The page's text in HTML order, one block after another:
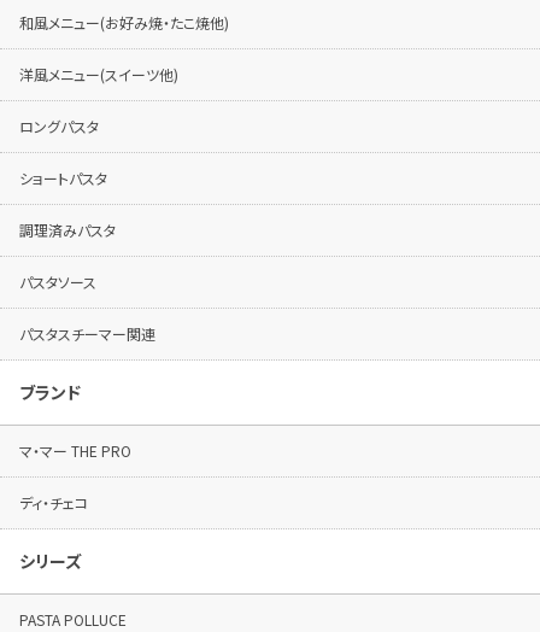
和風メニュー(お好み焼・たこ焼他)
洋風メニュー(スイーツ他)
ロングパスタ
ショートパスタ
調理済みパスタ
パスタソース
パスタスチーマー関連
ブランド
マ・マー THE PRO
ディ・チェコ
シリーズ
PASTA POLLUCE